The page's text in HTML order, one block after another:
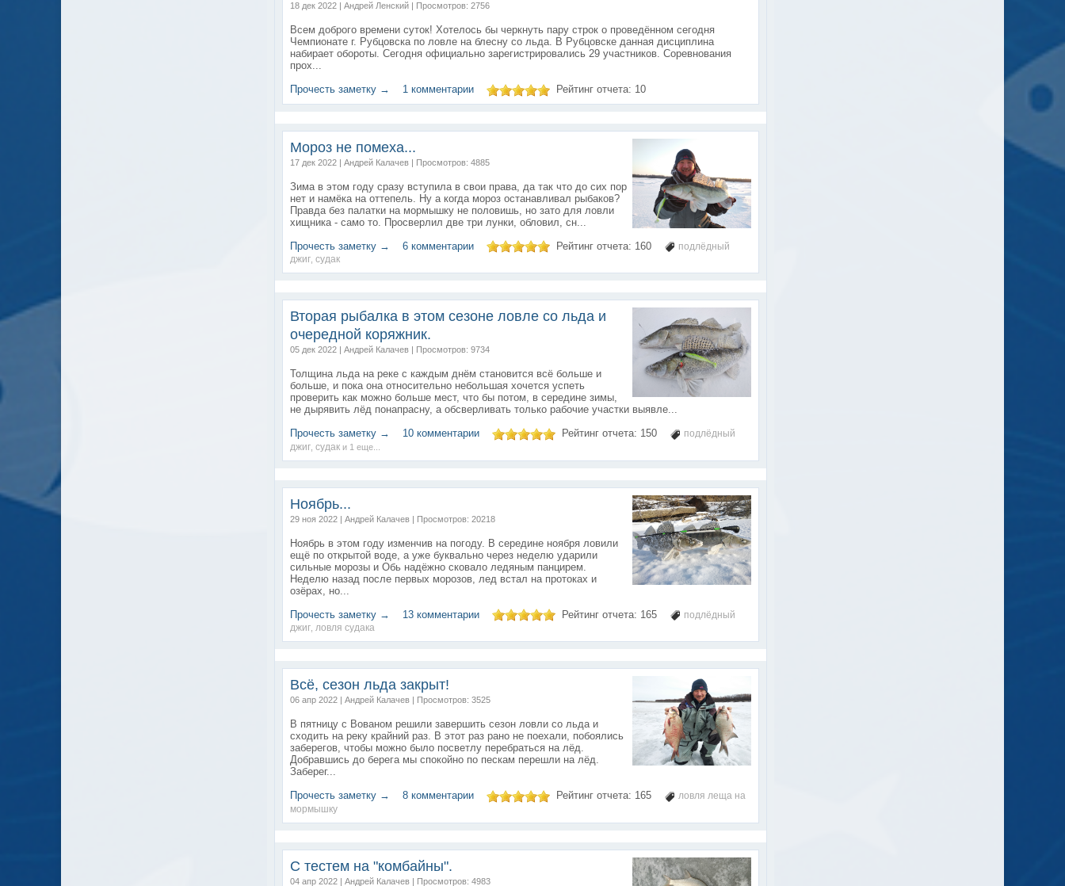
18 дек 2022 | Андрей Ленский | Просмотров: 2756
Всем доброго времени суток! Хотелось бы черкнуть пару строк о проведённом сегодня
Чемпионате г. Рубцовска по ловле на блесну со льда. В Рубцовске данная дисциплина
набирает обороты. Сегодня официально зарегистрировались 29 участников. Соревнования
прох...
Прочесть заметку →
1 комментарии Рейтинг отчета: 10
Мороз не помеха...
17 дек 2022 | Андрей Калачев | Просмотров: 4885
Зима в этом году сразу вступила в свои права, да так что до сих пор
нет и намёка на оттепель. Ну а когда мороз останавливал рыбаков?
Правда без палатки на мормышку не половишь, но зато для ловли
хищника - само то. Просверлил две три лунки, обловил, сн...
Прочесть заметку →
6 комментарии Рейтинг отчета: 160
подлёдный
джиг ,судак
Вторая рыбалка в этом сезоне ловле со льда и
очередной коряжник.
05 дек 2022 | Андрей Калачев | Просмотров: 9734
Толщина льда на реке с каждым днём становится всё больше и
больше, и пока она относительно небольшая хочется успеть
проверить как можно больше мест, что бы потом, в середине зимы,
не дырявить лёд понапрасну, а обсверливать только рабочие участки выявле...
Прочесть заметку →
10 комментарии Рейтинг отчета: 150
подлёдный
джиг ,судак и 1 еще...
Ноябрь...
29 ноя 2022 | Андрей Калачев | Просмотров: 20218
Ноябрь в этом году изменчив на погоду. В середине ноября ловили
ещё по открытой воде, а уже буквально через неделю ударили
сильные морозы и Обь надёжно сковало ледяным панцирем.
Неделю назад после первых морозов, лед встал на протоках и
озёрах, но...
Прочесть заметку →
13 комментарии Рейтинг отчета: 165
подлёдный
джиг ловля судака
Всё, сезон льда закрыт!
06 апр 2022 | Андрей Калачев | Просмотров: 3525
В пятницу с Вованом решили завершить сезон ловли со льда и
сходить на реку крайний раз. В этот раз рано не поехали, побоялись
заберегов, чтобы можно было посветлу перебраться на лёд.
Добравшись до берега мы спокойно по пескам перешли на лёд.
Заберег...
Прочесть заметку →
8 комментарии Рейтинг отчета: 165
ловля леща на
мормышку
С тестем на "комбайны".
04 апр 2022 | Андрей Калачев | Просмотров: 4983